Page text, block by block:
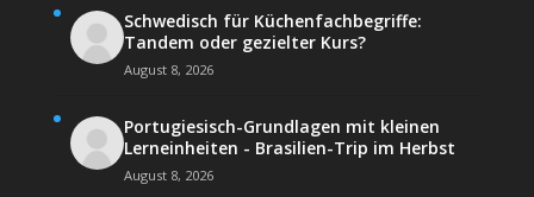
Schwedisch für Küchenfachbegriffe:
Tandem oder gezielter Kurs?
August 8, 2026
Portugiesisch-Grundlagen mit kleinen
Lerneinheiten - Brasilien-Trip im Herbst
August 8, 2026